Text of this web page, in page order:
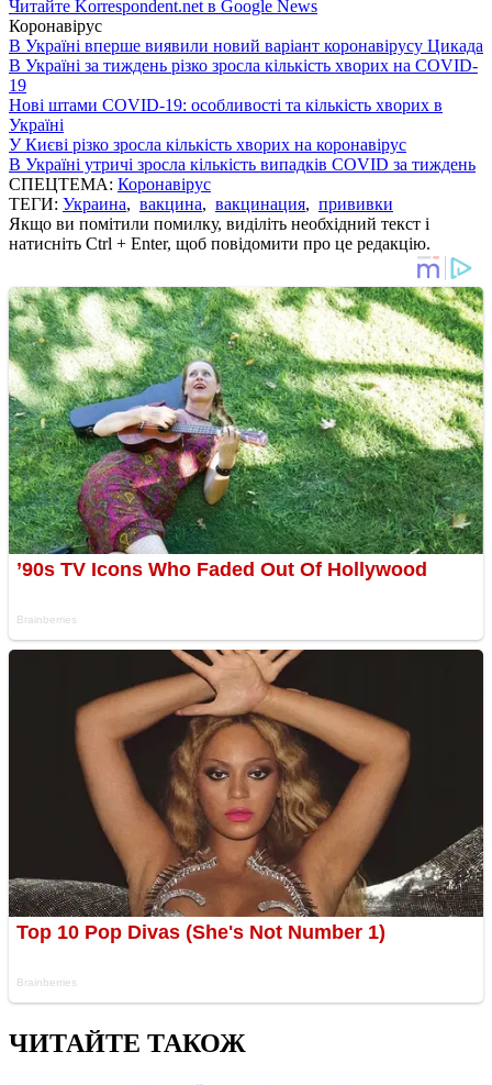
Читайте Korrespondent.net в Google News
Коронавірус
В Україні вперше виявили новий варіант коронавірусу Цикада
В Україні за тиждень різко зросла кількість хворих на COVID-
19
Нові штами COVID-19: особливості та кількість хворих в
Україні
У Києві різко зросла кількість хворих на коронавірус
В Україні утричі зросла кількість випадків COVID за тиждень
СПЕЦТЕМА: Коронавірус
ТЕГИ: Украина, вакцина, вакцинация, прививки
Якщо ви помітили помилку, виділіть необхідний текст і
натисніть Ctrl + Enter, щоб повідомити про це редакцію.
ЧИТАЙТЕ ТАКОЖ